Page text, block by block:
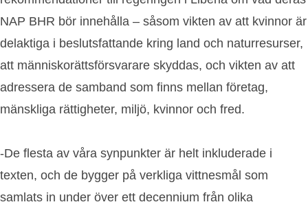
NAP BHR bör innehålla – såsom vikten av att kvinnor är
delaktiga i beslutsfattande kring land och naturresurser,
att människorättsförsvarare skyddas, och vikten av att
adressera de samband som finns mellan företag,
mänskliga rättigheter, miljö, kvinnor och fred.
-De flesta av våra synpunkter är helt inkluderade i
texten, och de bygger på verkliga vittnesmål som
samlats in under över ett decennium från olika